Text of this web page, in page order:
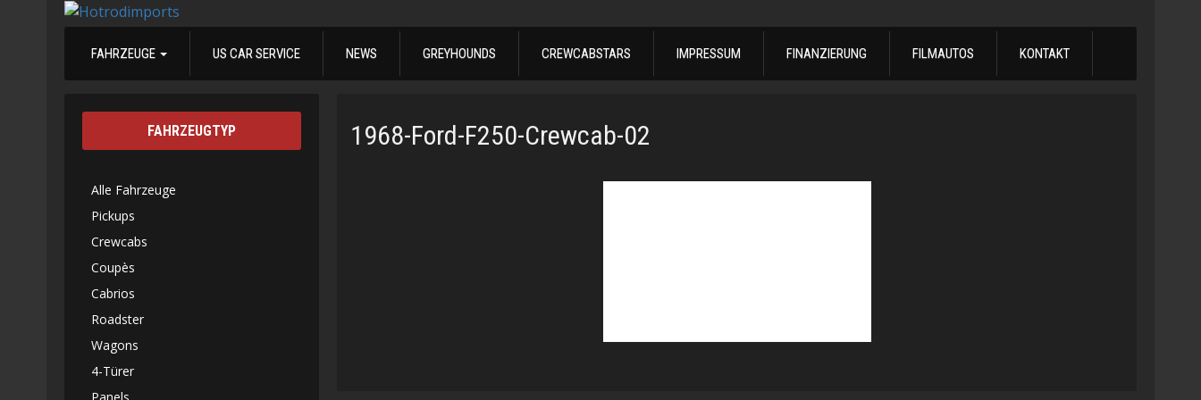
FAHRZEUGE US CAR SERVICE NEWS GREYHOUNDS CREWCABSTARS IMPRESSUM FINANZIERUNG FILMAUTOS KONTAKT
1968-Ford-F250-Crewcab-02
FAHRZEUGTYP
Alle Fahrzeuge
Pickups
Crewcabs
Coupès
Cabrios
Roadster
Wagons
4-Türer